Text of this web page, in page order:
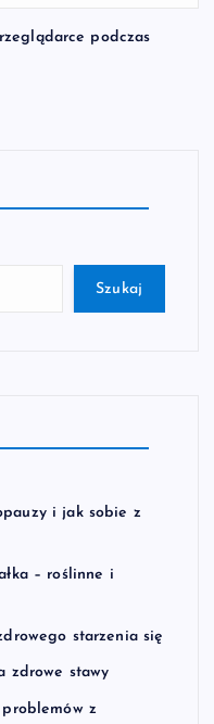
podczas
Szukaj
i jak sobie z
– roślinne i
starzenia się
zdrowe stawy
problemów z